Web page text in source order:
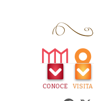
CONOCE VISITA